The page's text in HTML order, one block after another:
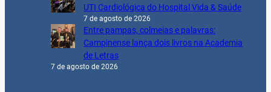
UTI Cardiológica do Hospital Vida & Saúde
7 de agosto de 2026
Entre pampas, colmeias e palavras:
Campinense lança dois livros na Academia
de Letras
7 de agosto de 2026